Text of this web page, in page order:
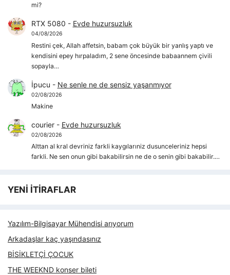
mi?
RTX 5080 - Evde huzursuzluk
04/08/2026
Restini çek, Allah affetsin, babam çok büyük bir yanlış yaptı ve
kendisini epey hırpaladım, 2 sene öncesinde babaannem çivili
sopayla…
İpucu - Ne senle ne de sensiz yaşanmıyor
02/08/2026
Makine
courier- Evde huzursuzluk
02/08/2026
Alttan al kral devriniz farkli kaygılarıniz dusunceleriniz hepsi
farkli. Ne sen onun gibi bakabilirsin ne de o senin gibi bakabilir.…
YENİ İTİRAFLAR
Yazılım-Bilgisayar Mühendisi arıyorum
Arkadaşlar kaç yaşındasınız
BİSİKLETÇİ ÇOCUK
THE WEEKND konser bileti